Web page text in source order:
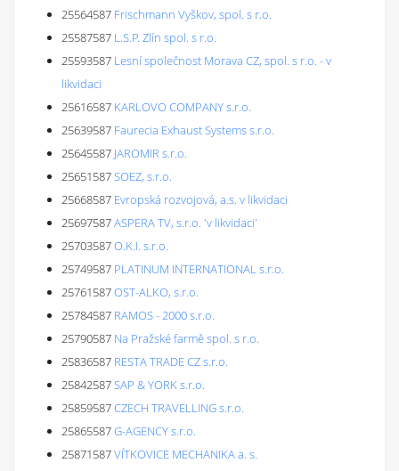
25564587 Frischmann Vyškov, spol. s r.o.
25587587 L.S.P. Zlín spol. s r.o.
25593587 Lesní společnost Morava CZ, spol. s r.o. - v
likvidaci
25616587 KARLOVO COMPANY s.r.o.
25639587 Faurecia Exhaust Systems s.r.o.
25645587 JAROMIR s.r.o.
25651587SOEZ, s.r.o.
25668587 Evropská rozvojová, a.s. v likvidaci
25697587ASPERA TV, s.r.o. 'v likvidaci'
25703587O.K.I. s.r.o.
25749587 PLATINUM INTERNATIONAL s.r.o.
25761587OST-ALKO, s.r.o.
25784587 RAMOS - 2000 s.r.o.
25790587 Na Pražské farmě spol. s r.o.
25836587 RESTA TRADE CZ s.r.o.
25842587SAP & YORK s.r.o.
25859587CZECH TRAVELLING s.r.o.
25865587G-AGENCY s.r.o.
25871587VÍTKOVICE MECHANIKA a. s.